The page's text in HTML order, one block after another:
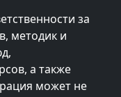
за
методик и
а также
может не